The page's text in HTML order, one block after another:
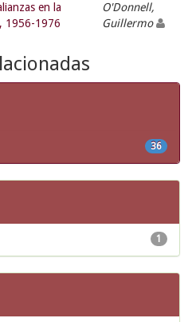
en la
1956-1976
O'Donnell,
Guillermo
36
1